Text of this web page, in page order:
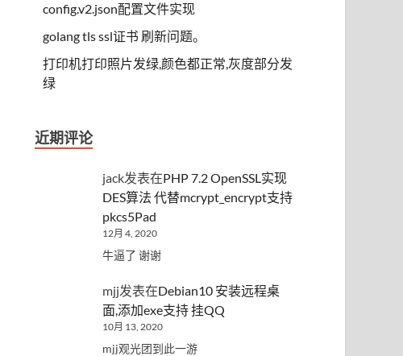
config.v2.json配置文件实现
golang tls ssl证书 刷新问题。
打印机打印照片发绿,颜色都正常,灰度部分发
绿
近期评论
jack发表在PHP 7.2 OpenSSL实现
DES算法 代替mcrypt_encrypt支持
pkcs5Pad
12月 4, 2020
牛逼了 谢谢
mjj发表在Debian10 安装远程桌
面,添加exe支持 挂QQ
10月 13, 2020
mjj观光团到此一游